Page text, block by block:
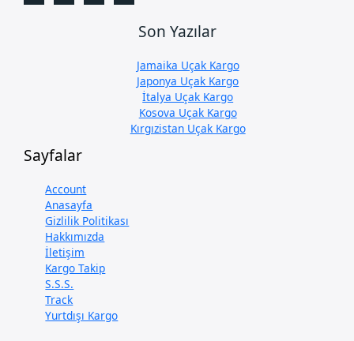
Son Yazılar
Jamaika Uçak Kargo
Japonya Uçak Kargo
İtalya Uçak Kargo
Kosova Uçak Kargo
Kırgızistan Uçak Kargo
Sayfalar
Account
Anasayfa
Gizlilik Politikası
Hakkımızda
İletişim
Kargo Takip
S.S.S.
Track
Yurtdışı Kargo